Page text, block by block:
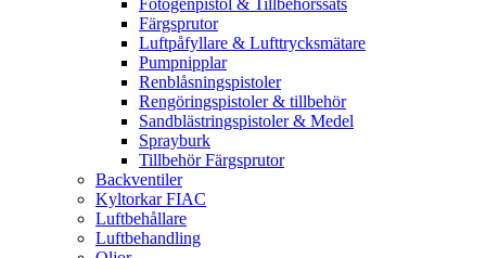
Fotogenpistol & Tillbehörssats
Färgsprutor
Luftpåfyllare & Lufttrycksmätare
Pumpnipplar
Renblåsningspistoler
Rengöringspistoler & tillbehör
Sandblästringspistoler & Medel
Sprayburk
Tillbehör Färgsprutor
Backventiler
Kyltorkar FIAC
Luftbehållare
Luftbehandling